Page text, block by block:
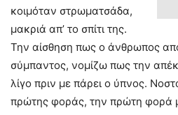
κοιμόταν στρωματσάδα,
μακριά απ’ το σπίτι της.
Την αίσθηση πως ο άνθρωπος
σύμπαντος, νομίζω πως την
λίγο πριν με πάρει ο ύπνος.
πρώτης φοράς, την πρώτη φορά